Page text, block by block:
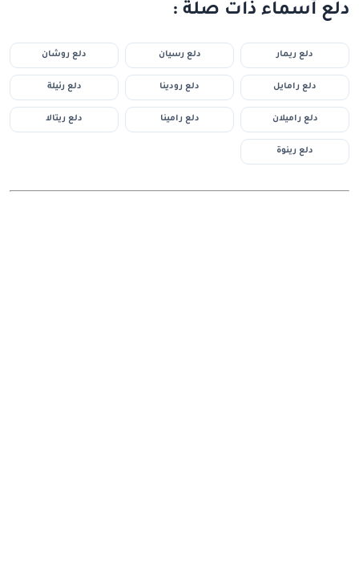
دلع أسماء ذات صلة :
دلع ريمار دلع رسيان دلع روشان
دلع رامايل دلع رودينا دلع رئيلة
دلع راميلان دلع رامينا دلع ريتالا
دلع رينوة